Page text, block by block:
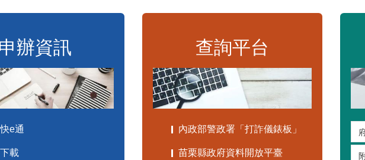
申辦資訊
e通
載
查詢平台
內政部警政署「打詐儀錶板」
苗栗縣政府資料開放平臺